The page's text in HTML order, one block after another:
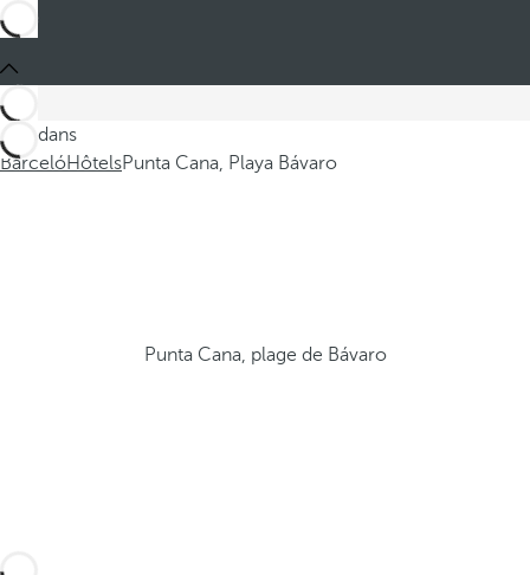
Ces dans
BarcelóHôtelsPunta Cana, Playa Bávaro
Punta Cana, plage de Bávaro